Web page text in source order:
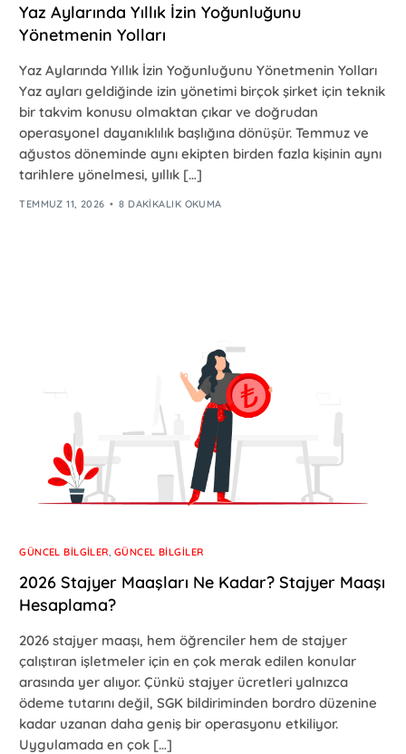
Yaz Aylarında Yıllık İzin Yoğunluğunu
Yönetmenin Yolları
Yaz Aylarında Yıllık İzin Yoğunluğunu Yönetmenin Yolları
Yaz ayları geldiğinde izin yönetimi birçok şirket için teknik
bir takvim konusu olmaktan çıkar ve doğrudan
operasyonel dayanıklılık başlığına dönüşür. Temmuz ve
ağustos döneminde aynı ekipten birden fazla kişinin aynı
tarihlere yönelmesi, yıllık […]
TEMMUZ 11, 2026 8 DAKIKALIK OKUMA
GÜNCEL BILGILER GÜNCEL BILGILER
2026 Stajyer Maaşları Ne Kadar? Stajyer Maaşı
Hesaplama?
2026 stajyer maaşı, hem öğrenciler hem de stajyer
çalıştıran işletmeler için en çok merak edilen konular
arasında yer alıyor. Çünkü stajyer ücretleri yalnızca
ödeme tutarını değil, SGK bildiriminden bordro düzenine
kadar uzanan daha geniş bir operasyonu etkiliyor.
Uygulamada en çok […]